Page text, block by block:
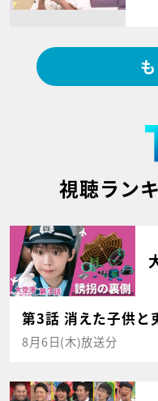
視聴ラン
第3話 消えた子供と
8月6日(木)放送分